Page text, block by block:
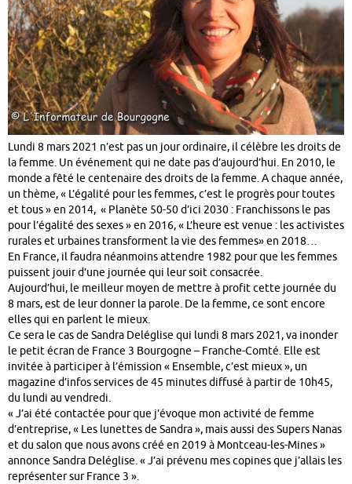
Lundi 8 mars 2021 n’est pas un jour ordinaire, il célèbre les droits de
la femme. Un événement qui ne date pas d’aujourd’hui. En 2010, le
monde a fêté le centenaire des droits de la femme. A chaque année,
un thème, « L’égalité pour les femmes, c’est le progrès pour toutes
et tous » en 2014, « Planète 50-50 d’ici 2030 : Franchissons le pas
pour l’égalité des sexes » en 2016, « L’heure est venue : les activistes
rurales et urbaines transforment la vie des femmes» en 2018…
En France, il faudra néanmoins attendre 1982 pour que les femmes
puissent jouir d’une journée qui leur soit consacrée.
Aujourd’hui, le meilleur moyen de mettre à profit cette journée du
8 mars, est de leur donner la parole. De la femme, ce sont encore
elles qui en parlent le mieux.
Ce sera le cas de Sandra Deléglise qui lundi 8 mars 2021, va inonder
le petit écran de France 3 Bourgogne – Franche-Comté. Elle est
invitée à participer à l’émission « Ensemble, c’est mieux », un
magazine d’infos services de 45 minutes diffusé à partir de 10h45,
du lundi au vendredi.
« J’ai été contactée pour que j’évoque mon activité de femme
d’entreprise, « Les lunettes de Sandra », mais aussi des Supers Nanas
et du salon que nous avons créé en 2019 à Montceau-les-Mines »
annonce Sandra Deléglise. « J’ai prévenu mes copines que j’allais les
représenter sur France 3 ».